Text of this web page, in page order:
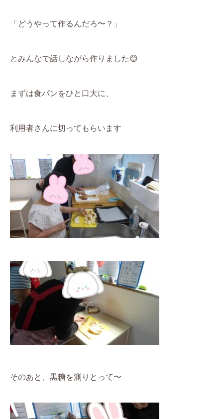
「どうやって作るんだろ〜？」
とみんなで話しながら作りました😊
まずは食パンをひと口大に、
利用者さんに切ってもらいます
そのあと、黒糖を測りとって〜